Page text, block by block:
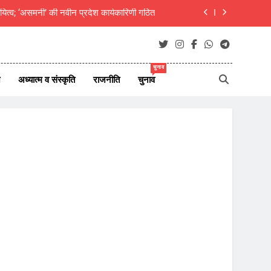
‘असमनी’ की नवीन प्रदेश कार्यकारिणी गठित
का राजस्थानी मोट्यार परिषद ने किया अभिनंदन
जीवन परिवर्तन का आधार- मुक्तांजना श्री जी
अध्यात्म व संस्कृति राजनीति चुनाव
चुनाव